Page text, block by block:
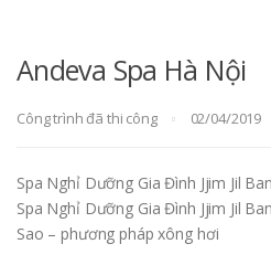
Andeva Spa Hà Nội
Công trình đã thi công 02/04/2019
Spa Nghỉ Dưỡng Gia Đình Jjim Jil
Spa Nghỉ Dưỡng Gia Đình Jjim Jil
Sao – phương pháp xông hơi